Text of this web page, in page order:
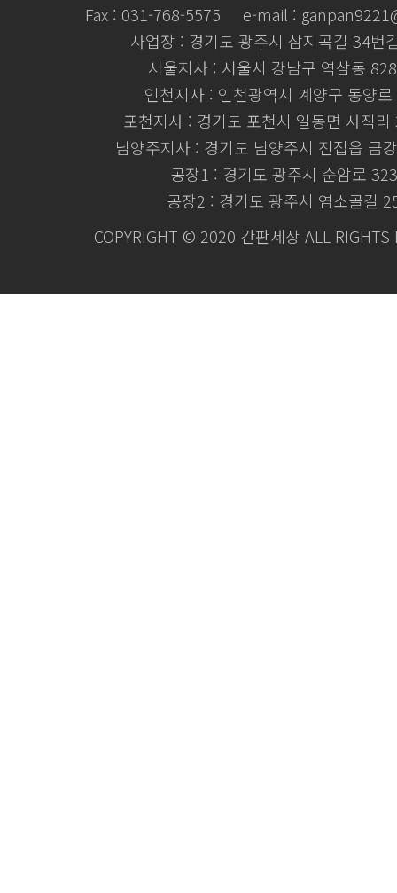
Fax : 031-768-5575
e-mail :
사업장 : 경기도 광주시 삼지곡길 34번
서울지사 : 서울시 강남구 역삼동
인천지사 : 인천광역시 계양구 동양
포천지사 : 경기도 포천시 일동면 사직
남양주지사 : 경기도 남양주시 진접읍 금
공장1 : 경기도 광주시 순암로 323
공장2 : 경기도 광주시 염소골길
COPYRIGHT © 2020 간판세상 ALL RIGHTS